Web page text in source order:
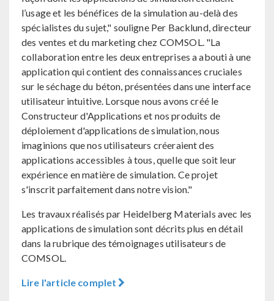
l’usage et les bénéfices de la simulation au-delà des
spécialistes du sujet," souligne Per Backlund, directeur
des ventes et du marketing chez COMSOL. "La
collaboration entre les deux entreprises a abouti à une
application qui contient des connaissances cruciales
sur le séchage du béton, présentées dans une interface
utilisateur intuitive. Lorsque nous avons créé le
Constructeur d'Applications et nos produits de
déploiement d'applications de simulation, nous
imaginions que nos utilisateurs créeraient des
applications accessibles à tous, quelle que soit leur
expérience en matière de simulation. Ce projet
s'inscrit parfaitement dans notre vision."
Les travaux réalisés par Heidelberg Materials avec les
applications de simulation sont décrits plus en détail
dans la rubrique des témoignages utilisateurs de
COMSOL.
Lire l'article complet